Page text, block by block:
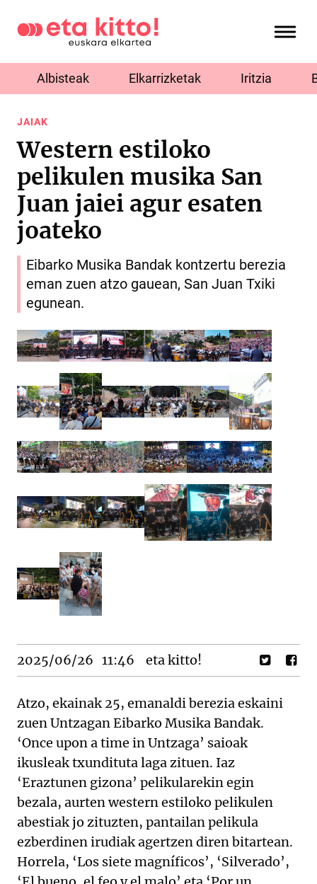
Albisteak Elkarrizketak Iritzia
JAIAK
Western estiloko
pelikulen musika San
Juan jaiei agur esaten
joateko
Eibarko Musika Bandak kontzertu berezia
eman zuen atzo gauean, San Juan Txiki
egunean.
2025/06/26 11:46 eta kitto!
Atzo, ekainak 25, emanaldi berezia eskaini
zuen Untzagan Eibarko Musika Bandak.
‘Once upon a time in Untzaga’ saioak
ikusleak txundituta laga zituen. Iaz
‘Eraztunen gizona’ pelikularekin egin
bezala, aurten western estiloko pelikulen
abestiak jo zituzten, pantailan pelikula
ezberdinen irudiak agertzen diren bitartean.
Horrela, ‘Los siete magníficos’, ‘Silverado’,